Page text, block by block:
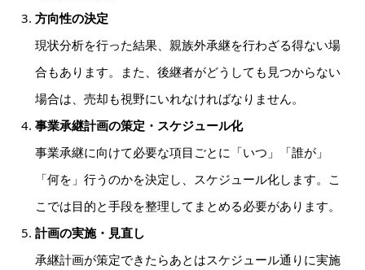
方向性の決定
現状分析を行った結果、親族外承継を行わざる得ない場
合もあります。また、後継者がどうしても見つからない
場合は、売却も視野にいれなければなりません。
事業承継計画の策定・スケジュール化
事業承継に向けて必要な項目ごとに「いつ」「誰が」
「何を」行うのかを決定し、スケジュール化します。こ
こでは目的と手段を整理してまとめる必要があります。
計画の実施・見直し
承継計画が策定できたらあとはスケジュール通りに実施